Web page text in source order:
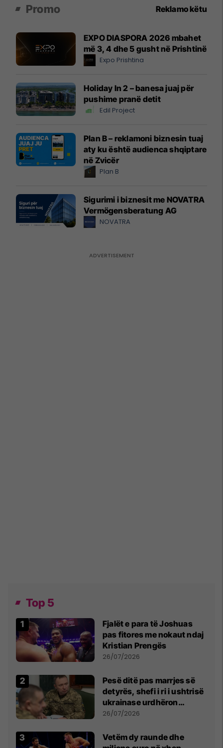
Promo Reklamo këtu
EXPO DIASPORA 2026 mbahet
më 3, 4 dhe 5 gusht në Prishtinë
Expo Prishtina
Holiday In 2 – banesa juaj për
pushime pranë detit
Edil Project
Plan B – reklamoni biznesin tuaj
aty ku është audienca shqiptare
në Zvicër
Plan B
Sigurimi i biznesit me NOVATRA
Vermögensberatung AG
NOVATRA
Top 5
Fjalët e para të Joshuas
pas fitores me nokaut ndaj
Kristian Prengës
26/07/2026
Pesë ditë pas marrjes së
detyrës, shefi i ri i ushtrisë
ukrainase urdhëron
kontroll të madh
26/07/2026
Vetëm dy raunde dhe